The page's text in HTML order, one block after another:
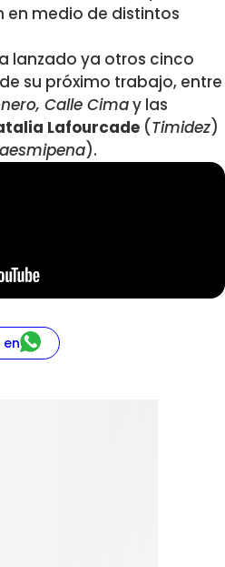
medio de distintos
lanzado ya otros cinco
su próximo trabajo, entre
Calle Cimay las
Lafourcade (Timidez)
).
en